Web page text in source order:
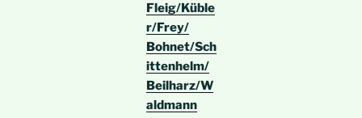
Fleig/Küble
r/Frey/
Bohnet/Sch
ittenhelm/
Beilharz/W
aldmann